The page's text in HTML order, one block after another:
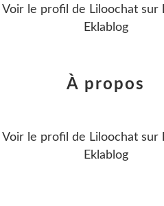
Voir le profil de Liloochat sur
Eklablog
À propos
Voir le profil de Liloochat sur
Eklablog